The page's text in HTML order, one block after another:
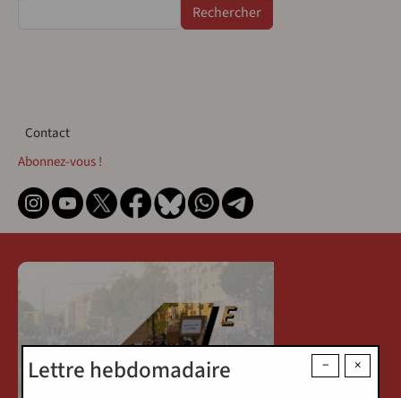
×
−
Lettre hebdomadaire
Contact
Contact
Abonnez-vous !